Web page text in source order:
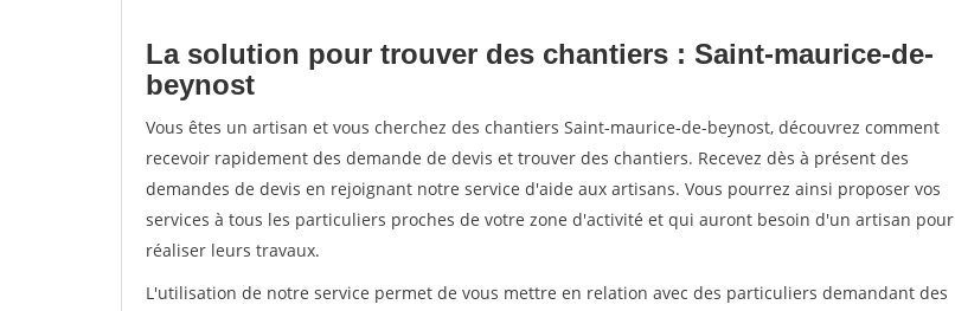
La solution pour trouver des chantiers : Saint-maurice-de-
beynost
Vous êtes un artisan et vous cherchez des chantiers Saint-maurice-de-beynost, découvrez comment
recevoir rapidement des demande de devis et trouver des chantiers. Recevez dès à présent des
demandes de devis en rejoignant notre service d'aide aux artisans. Vous pourrez ainsi proposer vos
services à tous les particuliers proches de votre zone d'activité et qui auront besoin d'un artisan pour
réaliser leurs travaux.
L'utilisation de notre service permet de vous mettre en relation avec des particuliers demandant des